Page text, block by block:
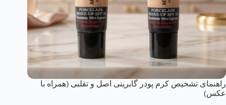
راهنمای تشخیص کرم پودر گابرینی اصل و تقلبی (همراه با
عکس)